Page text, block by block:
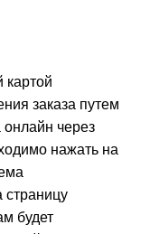
заказа путем
через
нажать на
страницу
будет